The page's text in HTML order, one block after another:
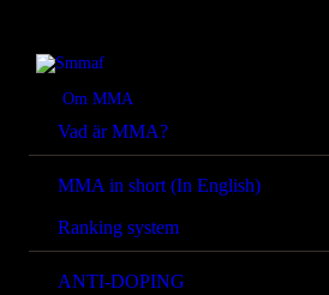
Om MMA
Vad är MMA?
MMA in short (In English)
Ranking system
ANTI-DOPING
NYHETER
REGELVERK
KOMMANDE
EVENEMANG